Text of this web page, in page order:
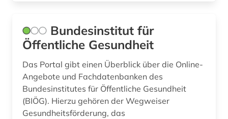
verwaltungswissenschaft (1)
verzeichnis (3)
vorabdruck (2)
wissenschaftsgeschichte (1)
zeitzeuge (1)
Bundesinstitut für
Öffentliche Gesundheit
Das Portal gibt einen Überblick über die Online-
Angebote und Fachdatenbanken des
Bundesinstitutes für Öffentliche Gesundheit
(BIÖG). Hierzu gehören der Wegweiser
Gesundheitsförderung, das